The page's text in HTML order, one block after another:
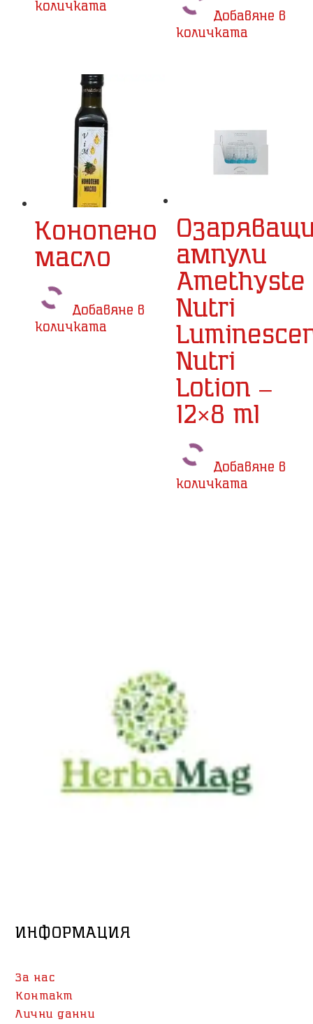
количката
Добавяне в
количката
Конопено
масло
Добавяне в
количката
ампули
Amethyste
Nutri
Nutri
Lotion –
12×8 ml
Добавяне в
количката
ИНФОРМАЦИЯ
За нас
Контакт
Лични данни